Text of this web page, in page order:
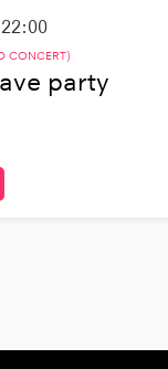
party
CONCERT)